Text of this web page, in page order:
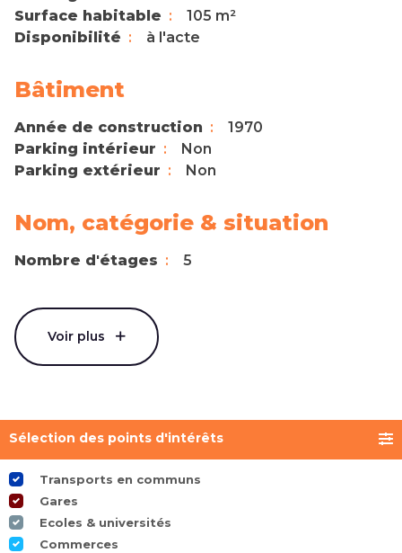
Surface habitable
105 m²
Disponibilité
à l'acte
Bâtiment
Année de construction
1970
Parking intérieur
Non
Parking extérieur
Non
Nom, catégorie & situation
Nombre d'étages 5
Voir plus
Sélection des points d'intérêts
Transports en communs
Gares
Ecoles & universités
Commerces